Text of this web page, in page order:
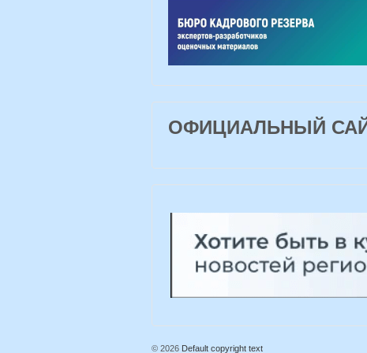
ОФИЦИАЛЬНЫЙ
© 2026 Default copyright text